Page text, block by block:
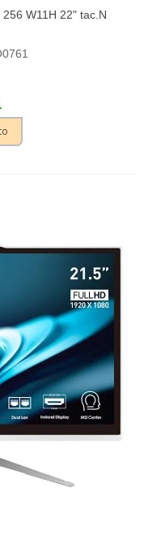
W11H 22" tac.N